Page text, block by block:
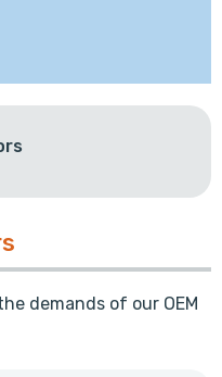
demands of our OEM